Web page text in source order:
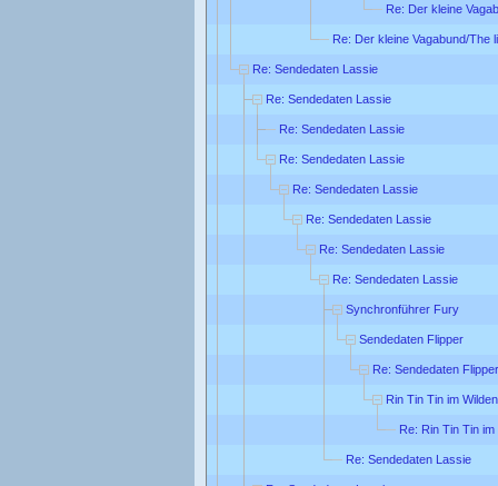
Re: Der kleine
Re: Der kleine Vagabund/The
Re: Sendedaten Lassie
Re: Sendedaten Lassie
Re: Sendedaten Lassie
Re: Sendedaten Lassie
Re: Sendedaten Lassie
Re: Sendedaten Lassie
Re: Sendedaten Lassie
Re: Sendedaten Lassie
Synchronführer Fury
Sendedaten Flipper
Re: Sendedaten Flipper
Rin Tin Tin im
Re: Rin Tin Tin
Re: Sendedaten Lassie